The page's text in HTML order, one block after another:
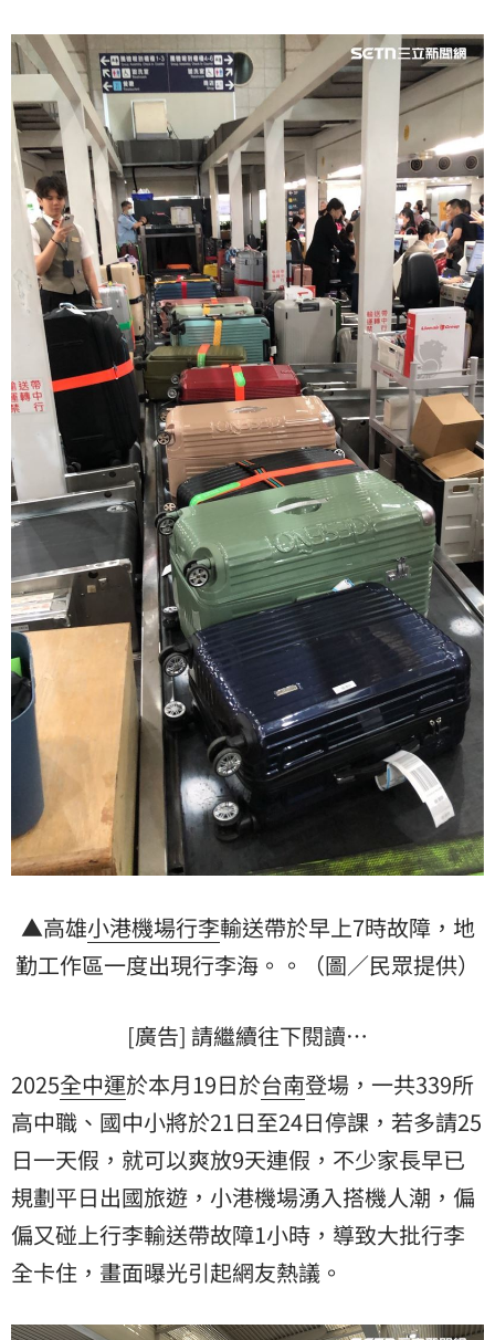
▲高雄小港機場行李輸送帶於早上7時故障，地
勤工作區一度出現行李海。。（圖／民眾提供）
[廣告] 請繼續往下閱讀…
2025全中運於本月19日於台南登場，一共339所
高中職、國中小將於21日至24日停課，若多請25
日一天假，就可以爽放9天連假，不少家長早已
規劃平日出國旅遊，小港機場湧入搭機人潮，偏
偏又碰上行李輸送帶故障1小時，導致大批行李
全卡住，畫面曝光引起網友熱議。